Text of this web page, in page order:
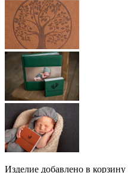
Изделие добавлено в корзину